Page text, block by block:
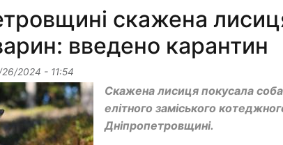
скажена
введено карантин
26/2024 - 11:54
Скажена лисиця покусала
елітного заміського
Дніпропетровщині.